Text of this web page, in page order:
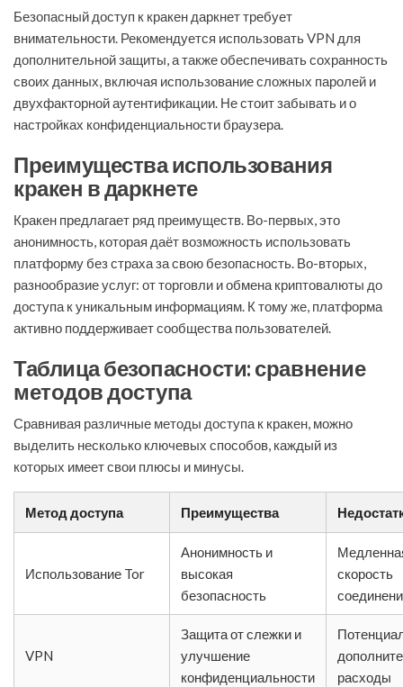
Безопасный доступ к кракен даркнет требует
внимательности. Рекомендуется использовать VPN для
дополнительной защиты, а также обеспечивать сохранность
своих данных, включая использование сложных паролей и
двухфакторной аутентификации. Не стоит забывать и о
настройках конфиденциальности браузера.
Преимущества использования
кракен в даркнете
Кракен предлагает ряд преимуществ. Во-первых, это
анонимность, которая даёт возможность использовать
платформу без страха за свою безопасность. Во-вторых,
разнообразие услуг: от торговли и обмена криптовалюты до
доступа к уникальным информациям. К тому же, платформа
активно поддерживает сообщества пользователей.
Таблица безопасности: сравнение
методов доступа
Сравнивая различные методы доступа к кракен, можно
выделить несколько ключевых способов, каждый из
которых имеет свои плюсы и минусы.
Метод доступа Преимущества
Использование Tor
Анонимность и
высокая
безопасность
скорость
VPN
Защита от слежки и
улучшение
конфиденциальности
расходы